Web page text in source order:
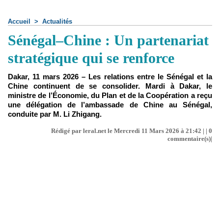
Accueil > Actualités
Sénégal–Chine : Un partenariat
stratégique qui se renforce
Dakar, 11 mars 2026 – Les relations entre le Sénégal et la
Chine continuent de se consolider. Mardi à Dakar, le
ministre de l’Économie, du Plan et de la Coopération a reçu
une délégation de l’ambassade de Chine au Sénégal,
conduite par M. Li Zhigang.
Rédigé par leral.net le Mercredi 11 Mars 2026 à 21:42 | | 0
commentaire(s)|